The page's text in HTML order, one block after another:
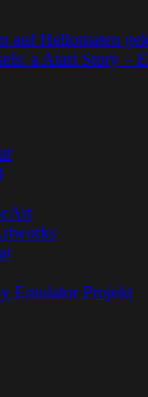
auf Hellomaten
a Atari Story –
Emulator Projekt